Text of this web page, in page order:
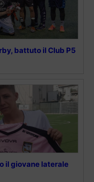
battuto il Club P5
il giovane laterale